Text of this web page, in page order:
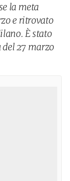
la meta
e ritrovato
È stato
27 marzo